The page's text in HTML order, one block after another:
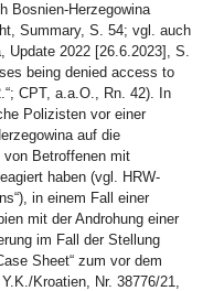
Bosnien-Herzegowina
Summary, S. 54; vgl. auch
Update 2022 [26.6.2023], S.
being denied access to
CPT, a.a.O., Rn. 42). In
Polizisten vor einer
auf die
von Betroffenen mit
haben (vgl. HRW-
in einem Fall einer
mit der Androhung einer
im Fall der Stellung
Sheet“ zum vor dem
Kroatien, Nr. 38776/21,